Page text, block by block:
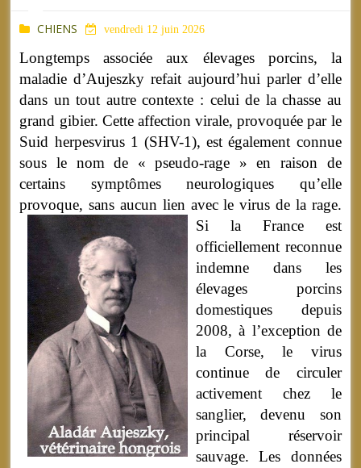
CHIENS vendredi 12 juin 2026
Longtemps associée aux élevages porcins, la
maladie d’Aujeszky refait aujourd’hui parler d’elle
dans un tout autre contexte : celui de la chasse au
grand gibier. Cette affection virale, provoquée par le
Suid herpesvirus 1 (SHV-1), est également connue
sous le nom de « pseudo-rage » en raison de
certains symptômes neurologiques qu’elle
provoque, sans aucun lien avec le virus de la rage.
Si la France est
officiellement reconnue
indemne dans les
élevages porcins
domestiques depuis
2008, à l’exception de
la Corse, le virus
continue de circuler
activement chez le
sanglier, devenu son
principal réservoir
sauvage. Les données